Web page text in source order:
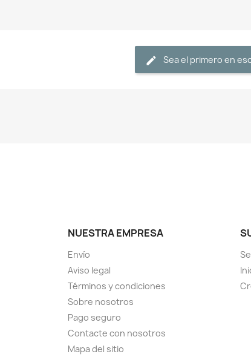
Sea el primero en
NUESTRA EMPRESA
Envío
Aviso legal
Términos y condiciones
Sobre nosotros
Pago seguro
Contacte con nosotros
Mapa del sitio